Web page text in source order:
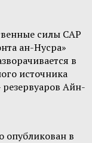
силы САР
ан-Нусра»
в
источника
Айн-
опубликован в